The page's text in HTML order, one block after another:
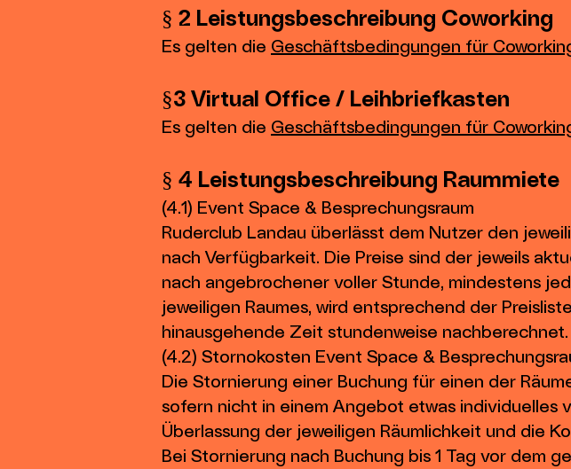
§ 2 Leistungsbeschreibung Coworking
Es gelten die Geschäftsbedingungen für
§3 Virtual Office / Leihbriefkasten
Es gelten die Geschäftsbedingungen für
§ 4 Leistungsbeschreibung Raummiete
(4.1) Event Space & Besprechungsraum
Ruderclub Landau überlässt dem Nutzer den
nach Verfügbarkeit. Die Preise sind der jeweils
nach angebrochener voller Stunde, mindestens
jeweiligen Raumes, wird entsprechend der
hinausgehende Zeit stundenweise nachberechnet.
(4.2) Stornokosten Event Space &
Die Stornierung einer Buchung für einen der
sofern nicht in einem Angebot etwas individuelles
Überlassung der jeweiligen Räumlichkeit und die
Bei Stornierung nach Buchung bis 1 Tag vor dem